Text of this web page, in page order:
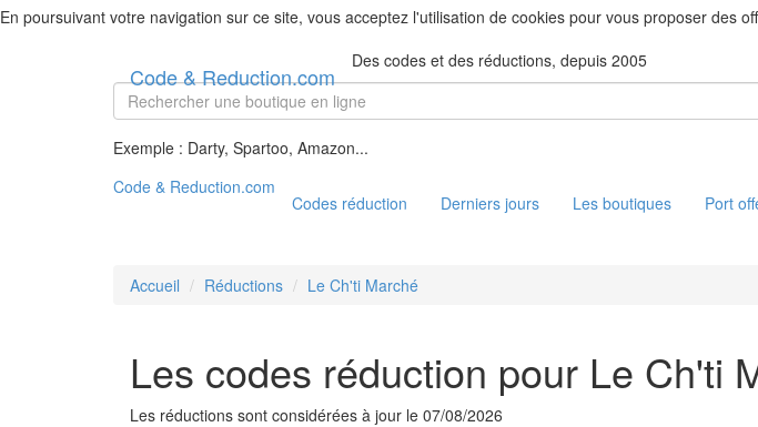
En poursuivant votre navigation sur ce site, vous acceptez l'utilisation de cookies pour vous proposer des
Code & Reduction.com
Des codes et des réductions, depuis 2005
Exemple : Darty, Spartoo, Amazon...
Code & Reduction.com
Codes réduction Derniers jours Les boutiques Port
Accueil Réductions Le Ch'ti Marché
Les codes réduction pour Le Ch'ti
Les réductions sont considérées à jour le 07/08/2026